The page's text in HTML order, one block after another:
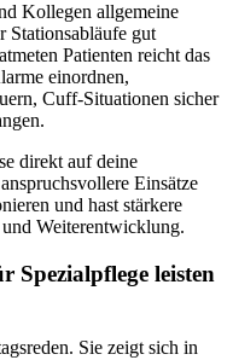
Kollegen allgemeine
Stationsabläufe gut
Patienten reicht das
einordnen,
Cuff-Situationen sicher
direkt auf deine
Einsätze
und hast stärkere
Weiterentwicklung.
Spezialpflege leisten
Sie zeigt sich in